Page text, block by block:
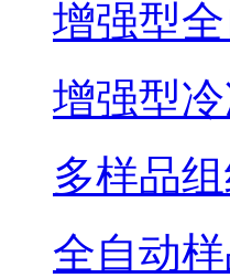
增强型
增强型
多样品
全自动